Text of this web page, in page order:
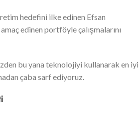
hedefini ilke edinen Efsan
edinen portföyle çalışmalarını
bu yana teknolojiyi kullanarak en iyi
çaba sarf ediyoruz.